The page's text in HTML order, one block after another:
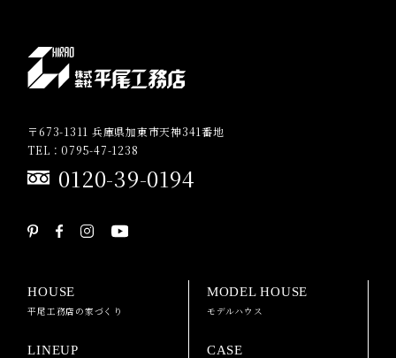
〒673-1311 兵庫県加東市天神341番地
TEL：0795-47-1238
0120-39-0194
HOUSE
平尾工務店の家づくり
LINEUP
MODEL HOUSE
モデルハウス
CASE